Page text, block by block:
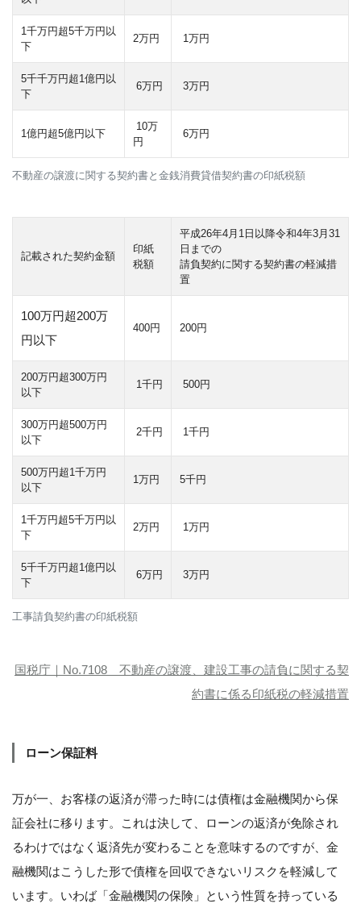
不動産の譲渡に関する契約書と金銭消費貸借契約書の印紙税額
1千万円超5千万円以
下
2万円 1万円
5千千万円超1億円以
下
6万円 3万円
1億円超5億円以下
10万
円
6万円
工事請負契約書の印紙税額
記載された契約金額
印紙
税額
平成26年4月1日以降令和4年3月31
日までの
請負契約に関する契約書の軽減措
置
100万円超200万
円以下
400円 200円
200万円超300万円
以下
1千円 500円
300万円超500万円
以下
2千円 1千円
500万円超1千万円
以下
1万円 5千円
1千万円超5千万円以
下
2万円 1万円
5千千万円超1億円以
下
6万円 3万円
国税庁｜No.7108 不動産の譲渡、建設工事の請負に関する契
約書に係る印紙税の軽減措置
ローン保証料
万が一、お客様の返済が滞った時には債権は金融機関から保
証会社に移ります。これは決して、ローンの返済が免除され
るわけではなく返済先が変わることを意味するのですが、金
融機関はこうした形で債権を回収できないリスクを軽減して
います。いわば「金融機関の保険」という性質を持っている